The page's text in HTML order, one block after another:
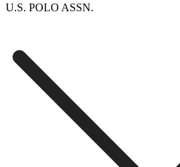
U.S. POLO ASSN.